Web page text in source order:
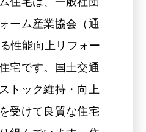
ーム産業協会（通
性能向上リフォー
宅です。国土交通
トック維持・向上
受けて良質な住宅